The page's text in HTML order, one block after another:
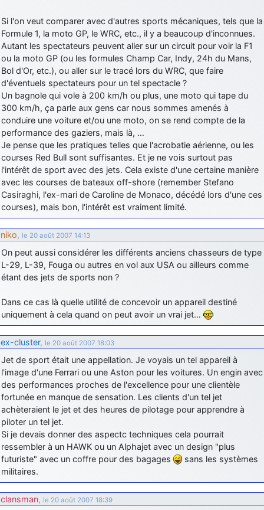
Si l'on veut comparer avec d'autres sports mécaniques, tels que la
Formule 1, la moto GP, le WRC, etc., il y a beaucoup d'inconnues.
Autant les spectateurs peuvent aller sur un circuit pour voir la F1
ou la moto GP (ou les formules Champ Car, Indy, 24h du Mans,
Bol d'Or, etc.), ou aller sur le tracé lors du WRC, que faire
d'éventuels spectateurs pour un tel spectacle ?
Un bagnole qui vole à 200 km/h ou plus, une moto qui tape du
300 km/h, ça parle aux gens car nous sommes amenés à
conduire une voiture et/ou une moto, on se rend compte de la
performance des gaziers, mais là, …
Je pense que les pratiques telles que l'acrobatie aérienne, ou les
courses Red Bull sont suffisantes. Et je ne vois surtout pas
l'intérêt de sport avec des jets. Cela existe d'une certaine manière
avec les courses de bateaux off-shore (remember Stefano
Casiraghi, l'ex-mari de Caroline de Monaco, décédé lors d'une ces
courses), mais bon, l'intérêt est vraiment limité.
niko, le 20 août 2007 14:13
On peut aussi considérer les différents anciens chasseurs de type
L-29, L-39, Fouga ou autres en vol aux USA ou ailleurs comme
étant des jets de sports non ?
Dans ce cas là quelle utilité de concevoir un appareil destiné
uniquement à cela quand on peut avoir un vrai jet…
ex-cluster, le 20 août 2007 18:03
Jet de sport était une appellation. Je voyais un tel appareil à
l'image d'une Ferrari ou une Aston pour les voitures. Un engin avec
des performances proches de l'excellence pour une clientèle
fortunée en manque de sensation. Les clients d'un tel jet
achèteraient le jet et des heures de pilotage pour apprendre à
piloter un tel jet.
Si je devais donner des aspectc techniques cela pourrait
ressembler à un HAWK ou un Alphajet avec un design "plus
futuriste" avec un coffre pour des bagages
sans les systèmes
militaires.
clansman, le 20 août 2007 18:39